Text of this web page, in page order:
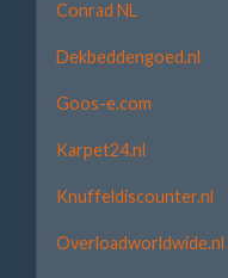
Conrad NL
Dekbeddengoed.nl
Goos-e.com
Karpet24.nl
Knuffeldiscounter.nl
Overloadworldwide.nl